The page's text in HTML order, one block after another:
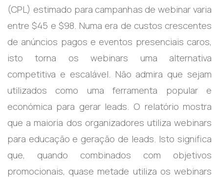
(CPL) estimado para campanhas de webinar varia
entre $45 e $98. Numa era de custos crescentes
de anúncios pagos e eventos presenciais caros,
isto torna os webinars uma alternativa
competitiva e escalável. Não admira que sejam
utilizados como uma ferramenta popular e
económica para gerar leads. O relatório mostra
que a maioria dos organizadores utiliza webinars
para educação e geração de leads. Isto significa
que, quando combinados com objetivos
promocionais, quase metade utiliza os webinars